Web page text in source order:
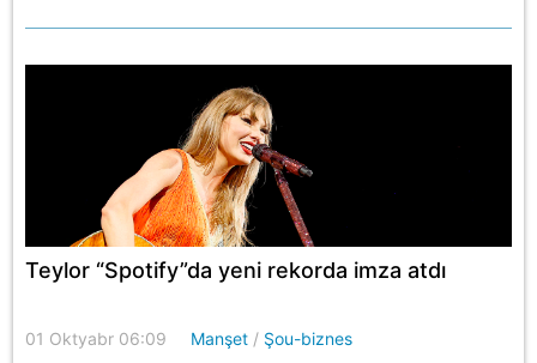
Teylor “Spotify”da yeni rekorda imza atdı
01 Oktyabr 06:09 Manşet / Şou-biznes